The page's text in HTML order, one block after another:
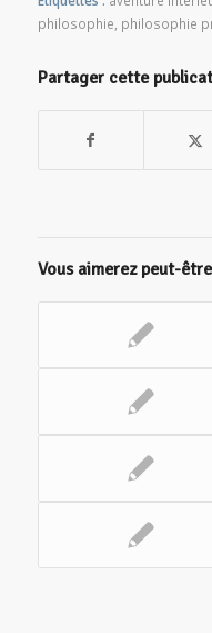
philosophie, philosophie
Partager cette
Vous aimerez peut-